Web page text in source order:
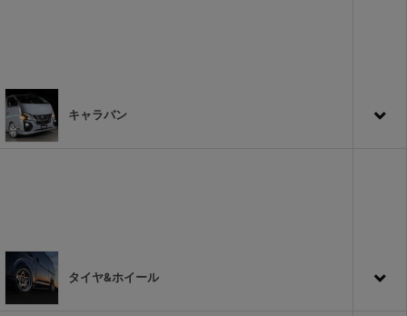
キャラバン
タイヤ&ホイール